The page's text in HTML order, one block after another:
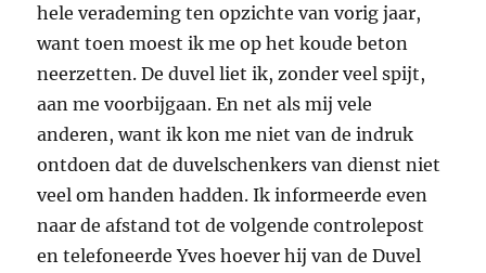
hele verademing ten opzichte van vorig jaar,
want toen moest ik me op het koude beton
neerzetten. De duvel liet ik, zonder veel spijt,
aan me voorbijgaan. En net als mij vele
anderen, want ik kon me niet van de indruk
ontdoen dat de duvelschenkers van dienst niet
veel om handen hadden. Ik informeerde even
naar de afstand tot de volgende controlepost
en telefoneerde Yves hoever hij van de Duvel